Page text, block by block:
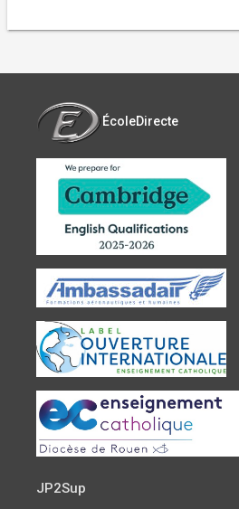
ÉcoleDirecte
JP2Sup